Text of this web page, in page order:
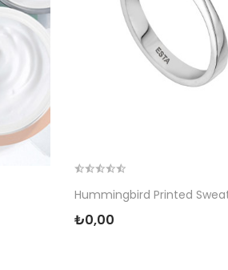
Hummingbird Printed
₺0,00